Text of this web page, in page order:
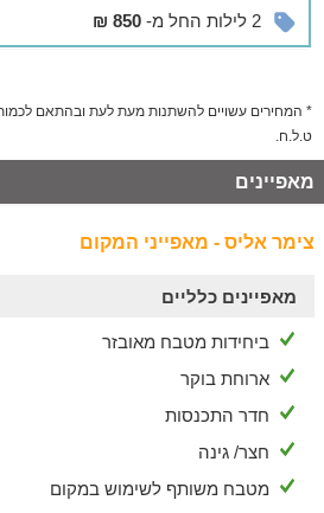
בתיאום מראש ובתוספת תשלום.
בסביבה
מומלץ לשדרג את חווית הנופש בפעילות
סוסים, טיולי טרקטורונים, מסלולה
בשוק דליית אל כרמל, סיור בעוספיא
יערות הכרמל ועוד מגוון אטרקציות לכל
לנוחיותכם, במרחק הליכה מהמקום שוק
2 לילות החל מ-
850 ₪
* המחירים עשויים להשתנות מעת לעת ובהתאם
ט.ל.ח.
מאפיינים
צימר אליס - מאפייני המקום
מאפיינים כלליים
ביחידות מטבח מאובזר
ארוחת בוקר
חדר התכנסות
חצר/ גינה
מטבח משותף לשימוש במקום